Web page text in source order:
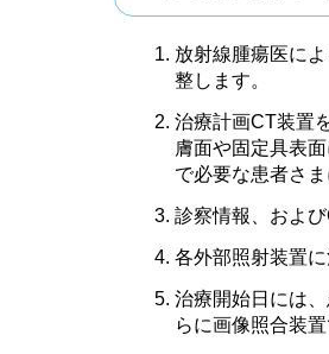
放射線腫瘍医に
整します。
治療計画CT装置
膚面や固定具表
で必要な患者さ
診察情報、およ
各外部照射装置
治療開始日には
らに画像照合装